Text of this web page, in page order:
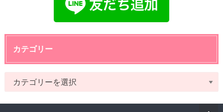
カテゴリー